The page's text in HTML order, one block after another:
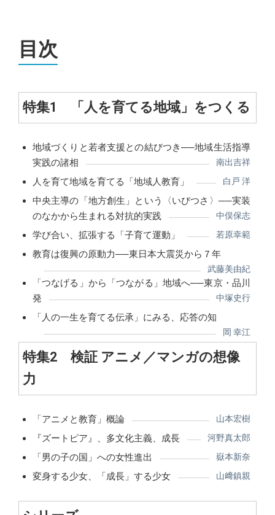
目次
特集1 「人を育てる地域」をつくる
地域づくりと若者支援との結びつき──地域生活指導
実践の諸相
南出吉祥
人を育て地域を育てる「地域人教育」 白戸 洋
中央主導の「地方創生」という〈いびつさ〉──実装
のなかから生まれる対抗的実践
中俣保志
学び合い、拡張する「子育て運動」 若原幸範
教育は復興の原動力──東日本大震災から７年
武藤美由紀
「つなげる」から「つながる」地域へ──東京・品川
発
中塚史行
「人の一生を育てる伝承」にみる、応答の知
岡 幸江
特集2 検証 アニメ／マンガの想像
力
「アニメと教育」概論 山本宏樹
『ズートピア』、多文化主義、成長 河野真太郎
「男の子の国」への女性進出 嶽本新奈
変身する少女、「成長」する少女 山﨑鎮親